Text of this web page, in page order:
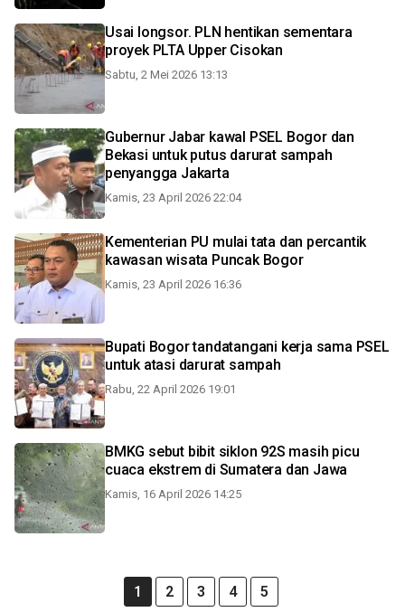
Usai longsor. PLN hentikan sementara
proyek PLTA Upper Cisokan
Sabtu, 2 Mei 2026 13:13
Gubernur Jabar kawal PSEL Bogor dan
Bekasi untuk putus darurat sampah
penyangga Jakarta
Kamis, 23 April 2026 22:04
Kementerian PU mulai tata dan percantik
kawasan wisata Puncak Bogor
Kamis, 23 April 2026 16:36
Bupati Bogor tandatangani kerja sama PSEL
untuk atasi darurat sampah
Rabu, 22 April 2026 19:01
BMKG sebut bibit siklon 92S masih picu
cuaca ekstrem di Sumatera dan Jawa
Kamis, 16 April 2026 14:25
1 2 3 4 5